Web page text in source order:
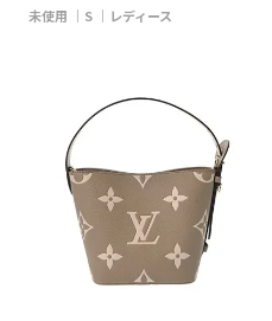
未使用 S レディース